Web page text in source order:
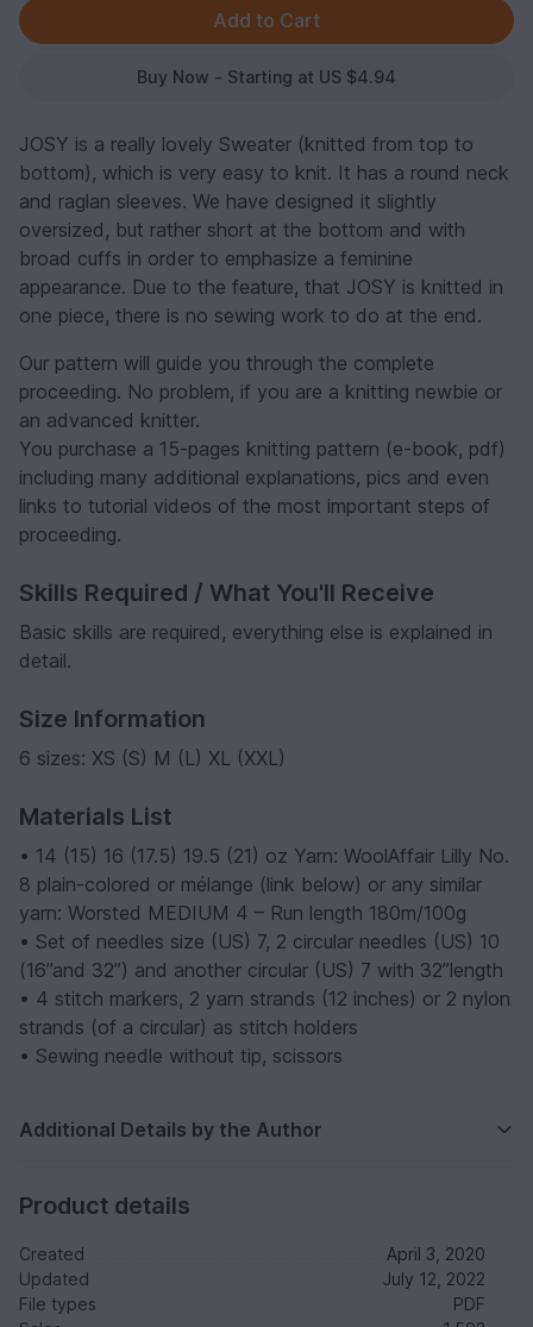
Buy Now - Starting at US $4.94
JOSY is a really lovely Sweater (knitted from top to
bottom), which is very easy to knit. It has a round neck
and raglan sleeves. We have designed it slightly
oversized, but rather short at the bottom and with
broad cuffs in order to emphasize a feminine
appearance. Due to the feature, that JOSY is knitted in
one piece, there is no sewing work to do at the end.
Our pattern will guide you through the complete
proceeding. No problem, if you are a knitting newbie or
an advanced knitter.
You purchase a 15-pages knitting pattern (e-book, pdf)
including many additional explanations, pics and even
links to tutorial videos of the most important steps of
proceeding.
Skills Required / What You'll Receive
Basic skills are required, everything else is explained in
detail.
Size Information
6 sizes: XS (S) M (L) XL (XXL)
Materials List
• 14 (15) 16 (17.5) 19.5 (21) oz Yarn: WoolAffair Lilly No.
8 plain-colored or mélange (link below) or any similar
yarn: Worsted MEDIUM 4 – Run length 180m/100g
• Set of needles size (US) 7, 2 circular needles (US) 10
(16”and 32”) and another circular (US) 7 with 32”length
• 4 stitch markers, 2 yarn strands (12 inches) or 2 nylon
strands (of a circular) as stitch holders
• Sewing needle without tip, scissors
Additional Details by the Author
Product details
Created
April 3, 2020
Updated
July 12, 2022
File types
PDF